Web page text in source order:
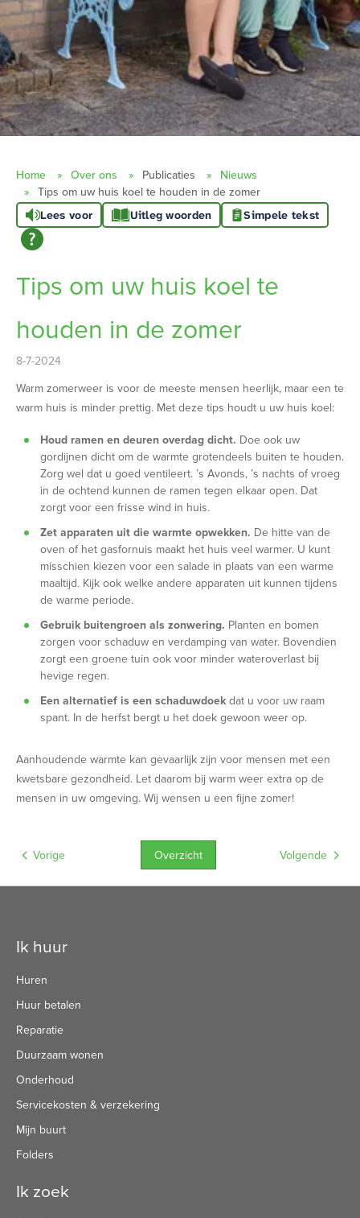
Home Over ons Publicaties
Nieuws
Tips om uw huis koel te houden in de zomer
Lees voor Uitleg woorden Simpele tekst
Tips om uw huis koel te
houden in de zomer
8-7-2024
Warm zomerweer is voor de meeste mensen heerlijk, maar een te
warm huis is minder prettig. Met deze tips houdt u uw huis koel:
Houd ramen en deuren overdag dicht. Doe ook uw
gordijnen dicht om de warmte grotendeels buiten te houden.
Zorg wel dat u goed ventileert. ’s Avonds, ’s nachts of vroeg
in de ochtend kunnen de ramen tegen elkaar open. Dat
zorgt voor een frisse wind in huis.
Zet apparaten uit die warmte opwekken. De hitte van de
oven of het gasfornuis maakt het huis veel warmer. U kunt
misschien kiezen voor een salade in plaats van een warme
maaltijd. Kijk ook welke andere apparaten uit kunnen tijdens
de warme periode.
Gebruik buitengroen als zonwering. Planten en bomen
zorgen voor schaduw en verdamping van water. Bovendien
zorgt een groene tuin ook voor minder wateroverlast bij
hevige regen.
Een alternatief is een schaduwdoekdat u voor uw raam
spant. In de herfst bergt u het doek gewoon weer op.
Aanhoudende warmte kan gevaarlijk zijn voor mensen met een
kwetsbare gezondheid. Let daarom bij warm weer extra op de
mensen in uw omgeving. Wij wensen u een fijne zomer!
Volgende
Overzicht
Vorige
Contactinformatie
Ik huur
Huren
Huur betalen
Reparatie
Duurzaam wonen
Onderhoud
Servicekosten & verzekering
Mijn buurt
Folders
Ik zoek